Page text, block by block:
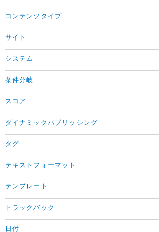
コンテンツタイプ
サイト
システム
条件分岐
スコア
ダイナミックパブリッシング
タグ
テキストフォーマット
テンプレート
トラックバック
日付